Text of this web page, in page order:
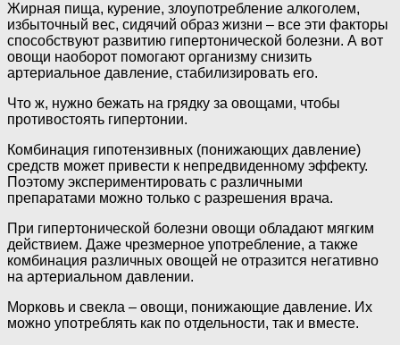
Жирная пища, курение, злоупотребление алкоголем,
избыточный вес, сидячий образ жизни – все эти факторы
способствуют развитию гипертонической болезни. А вот
овощи наоборот помогают организму снизить
артериальное давление, стабилизировать его.
Что ж, нужно бежать на грядку за овощами, чтобы
противостоять гипертонии.
Комбинация гипотензивных (понижающих давление)
средств может привести к непредвиденному эффекту.
Поэтому экспериментировать с различными
препаратами можно только с разрешения врача.
При гипертонической болезни овощи обладают мягким
действием. Даже чрезмерное употребление, а также
комбинация различных овощей не отразится негативно
на артериальном давлении.
Морковь и свекла – овощи, понижающие давление. Их
можно употреблять как по отдельности, так и вместе.